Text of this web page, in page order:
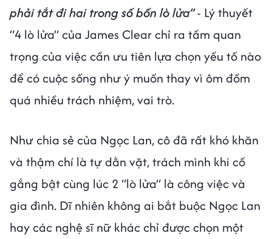
phải tắt đi hai trong số bốn lò lửa”- Lý thuyết
“4 lò lửa” của James Clear chỉ ra tầm quan
trọng của việc cần ưu tiên lựa chọn yếu tố nào
để có cuộc sống như ý muốn thay vì ôm đồm
quá nhiều trách nhiệm, vai trò.
Như chia sẻ của Ngọc Lan, cô đã rất khó khăn
và thậm chí là tự dằn vặt, trách mình khi cố
gắng bật cùng lúc 2 “lò lửa” là công việc và
gia đình. Dĩ nhiên không ai bắt buộc Ngọc Lan
hay các nghệ sĩ nữ khác chỉ được chọn một